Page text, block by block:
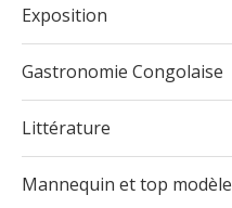
Exposition
Gastronomie Congolaise
Littérature
Mannequin et top modèle